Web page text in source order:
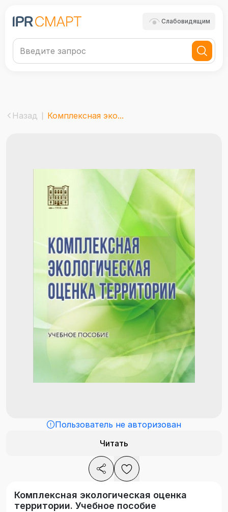
Слабовидящим
Назад Комплексная эко...
Пользователь не авторизован
Читать
Комплексная экологическая оценка
территории. Учебное пособие